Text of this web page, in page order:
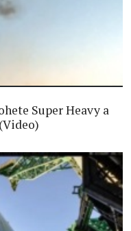
Super Heavy a